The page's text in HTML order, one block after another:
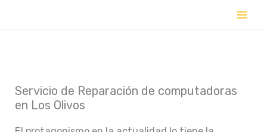
Servicio de Reparación de computadoras
en Los Olivos